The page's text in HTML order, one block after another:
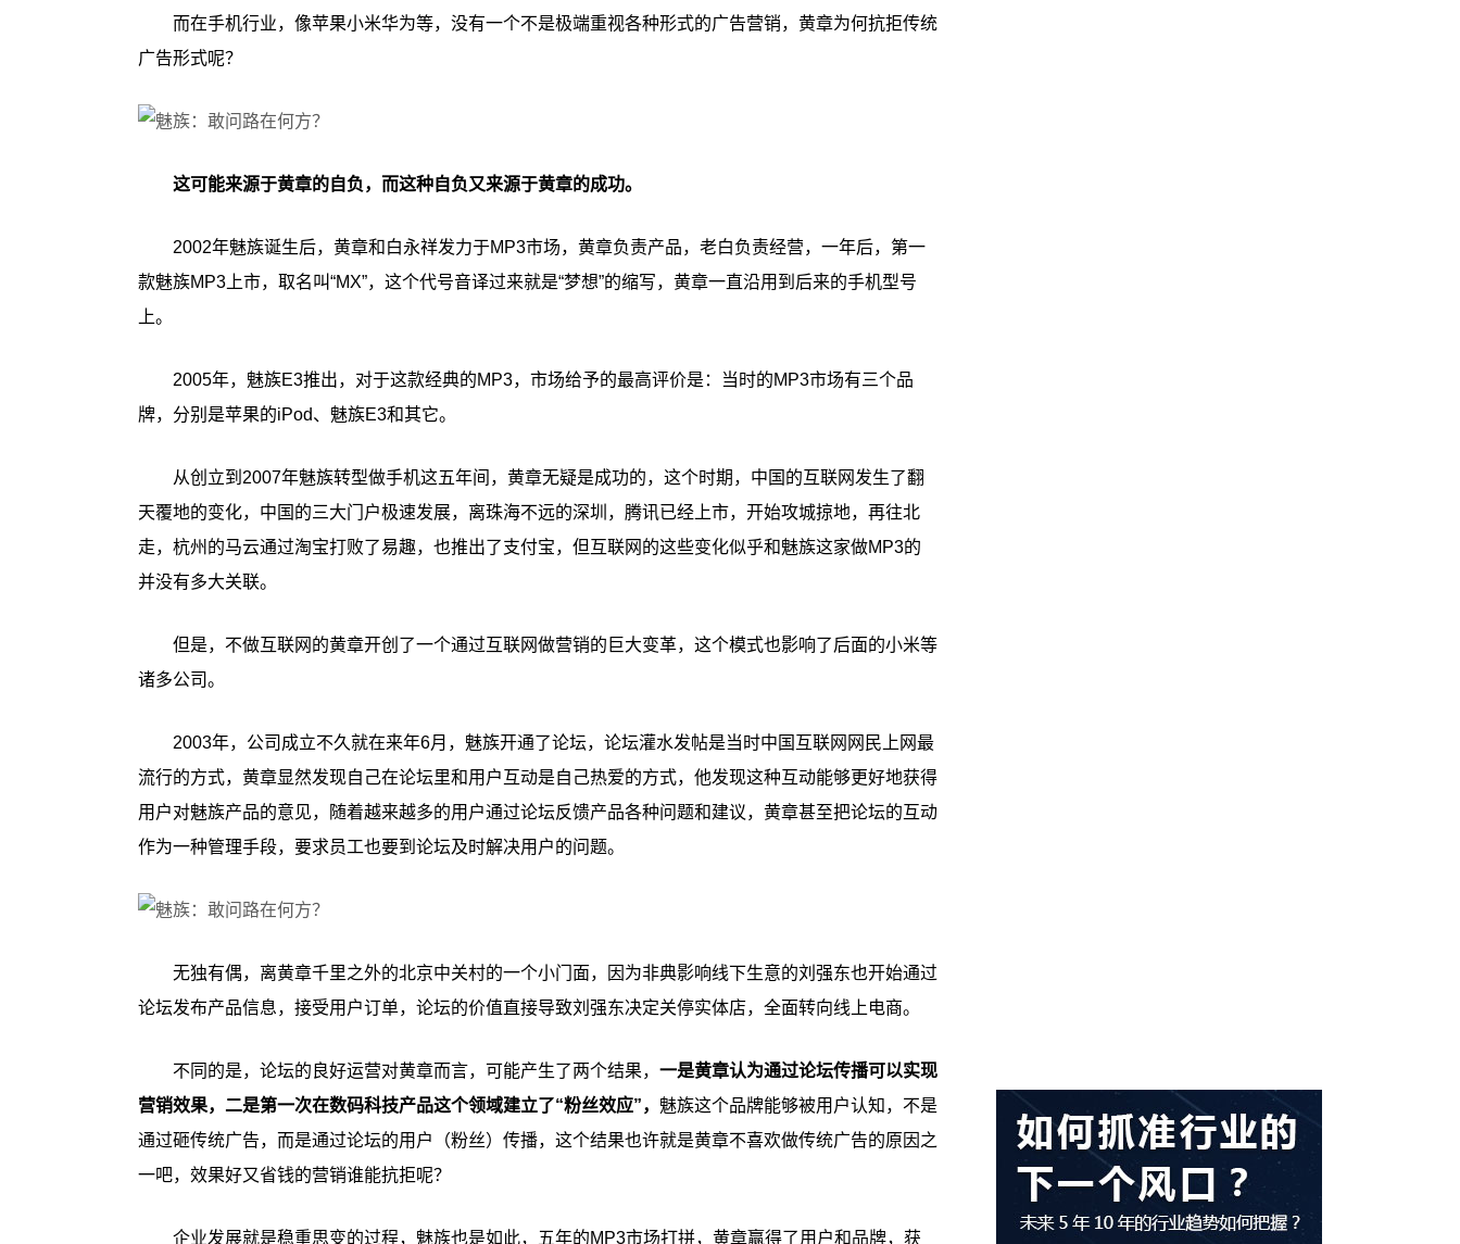
而在手机行业，像苹果小米华为等，没有一个不是极端重视各种形式的广告营销，黄章为何抗拒传统
广告形式呢？
这可能来源于黄章的自负，而这种自负又来源于黄章的成功。
2002年魅族诞生后，黄章和白永祥发力于MP3市场，黄章负责产品，老白负责经营，一年后，第一
款魅族MP3上市，取名叫“MX”，这个代号音译过来就是“梦想”的缩写，黄章一直沿用到后来的手机型号
上。
2005年，魅族E3推出，对于这款经典的MP3，市场给予的最高评价是：当时的MP3市场有三个品
牌，分别是苹果的iPod、魅族E3和其它。
从创立到2007年魅族转型做手机这五年间，黄章无疑是成功的，这个时期，中国的互联网发生了翻
天覆地的变化，中国的三大门户极速发展，离珠海不远的深圳，腾讯已经上市，开始攻城掠地，再往北
走，杭州的马云通过淘宝打败了易趣，也推出了支付宝，但互联网的这些变化似乎和魅族这家做MP3的
并没有多大关联。
但是，不做互联网的黄章开创了一个通过互联网做营销的巨大变革，这个模式也影响了后面的小米等
诸多公司。
2003年，公司成立不久就在来年6月，魅族开通了论坛，论坛灌水发帖是当时中国互联网网民上网最
流行的方式，黄章显然发现自己在论坛里和用户互动是自己热爱的方式，他发现这种互动能够更好地获得
用户对魅族产品的意见，随着越来越多的用户通过论坛反馈产品各种问题和建议，黄章甚至把论坛的互动
作为一种管理手段，要求员工也要到论坛及时解决用户的问题。
无独有偶，离黄章千里之外的北京中关村的一个小门面，因为非典影响线下生意的刘强东也开始通过
论坛发布产品信息，接受用户订单，论坛的价值直接导致刘强东决定关停实体店，全面转向线上电商。
不同的是，论坛的良好运营对黄章而言，可能产生了两个结果， 一是黄章认为通过论坛传播可以实现
营销效果，二是第一次在数码科技产品这个领域建立了“粉丝效应”， 魅族这个品牌能够被用户认知，不是
通过砸传统广告，而是通过论坛的用户（粉丝）传播，这个结果也许就是黄章不喜欢做传统广告的原因之
一吧，效果好又省钱的营销谁能抗拒呢？
企业发展就是稳重思变的过程，魅族也是如此，五年的MP3市场打拼，黄章赢得了用户和品牌，获